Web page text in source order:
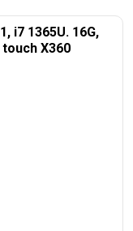
đều được bao ra
i7 1365U. 16G,
touch X360